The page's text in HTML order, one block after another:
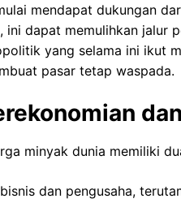
mendapat dukungan
dapat memulihkan jalur
yang selama ini ikut
pasar tetap waspada.
minyak dunia memiliki
dan pengusaha,